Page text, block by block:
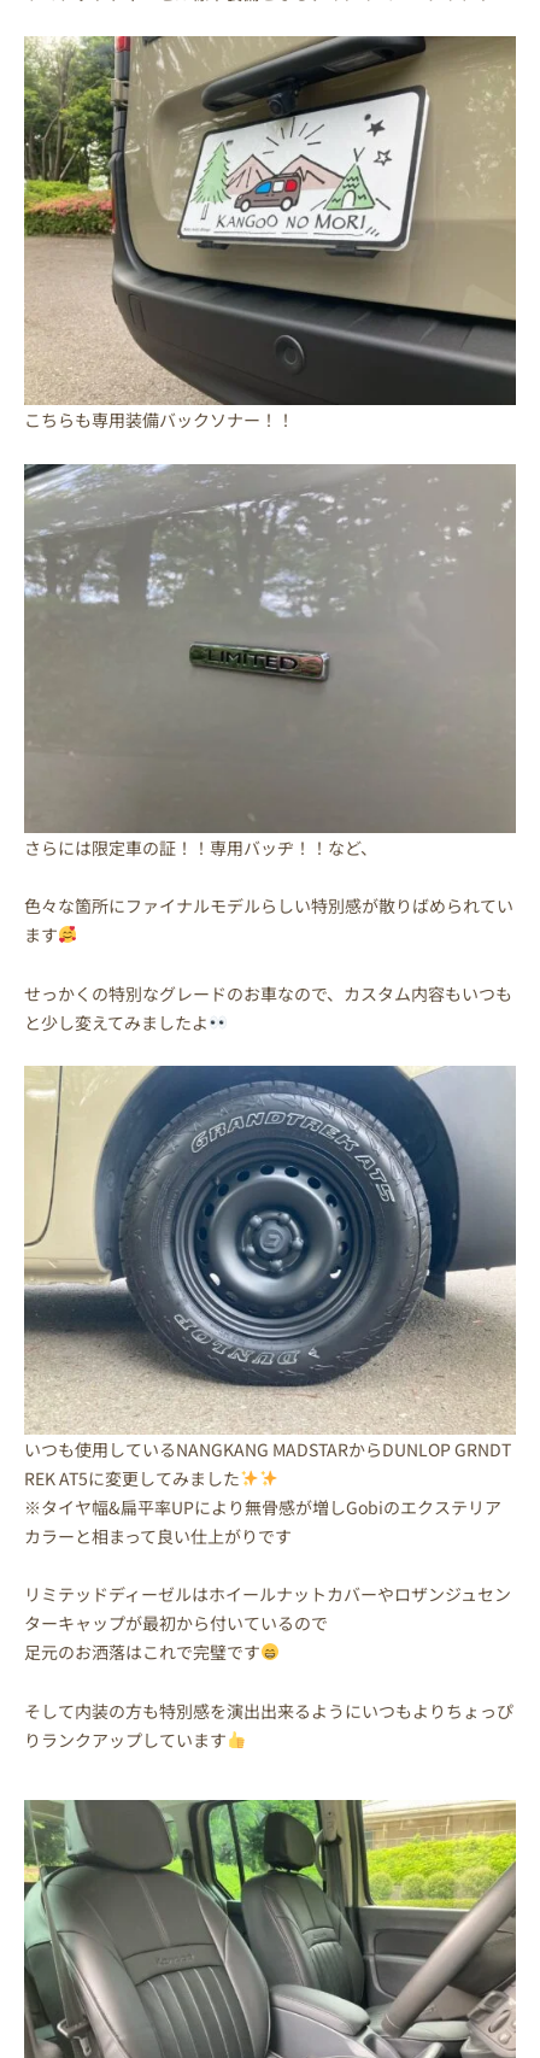
こちらも専用装備バックソナー！！
さらには限定車の証！！専用バッヂ！！など、
色々な箇所にファイナルモデルらしい特別感が散りばめられてい
ます
せっかくの特別なグレードのお車なので、カスタム内容もいつも
と少し変えてみましたよ
いつも使用しているNANGKANG MADSTARからDUNLOP GRNDT
REK AT5に変更してみました
※タイヤ幅&扁平率UPにより無骨感が増しGobiのエクステリア
カラーと相まって良い仕上がりです
リミテッドディーゼルはホイールナットカバーやロザンジュセン
ターキャップが最初から付いているので
足元のお洒落はこれで完璧です
そして内装の方も特別感を演出出来るようにいつもよりちょっぴ
りランクアップしています